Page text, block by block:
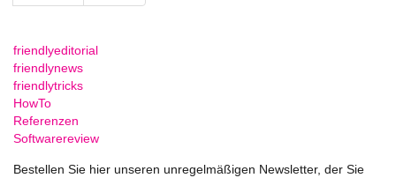
friendlyeditorial
friendlynews
friendlytricks
HowTo
Referenzen
Softwarereview
Bestellen Sie hier unseren unregelmäßigen Newsletter, der Sie